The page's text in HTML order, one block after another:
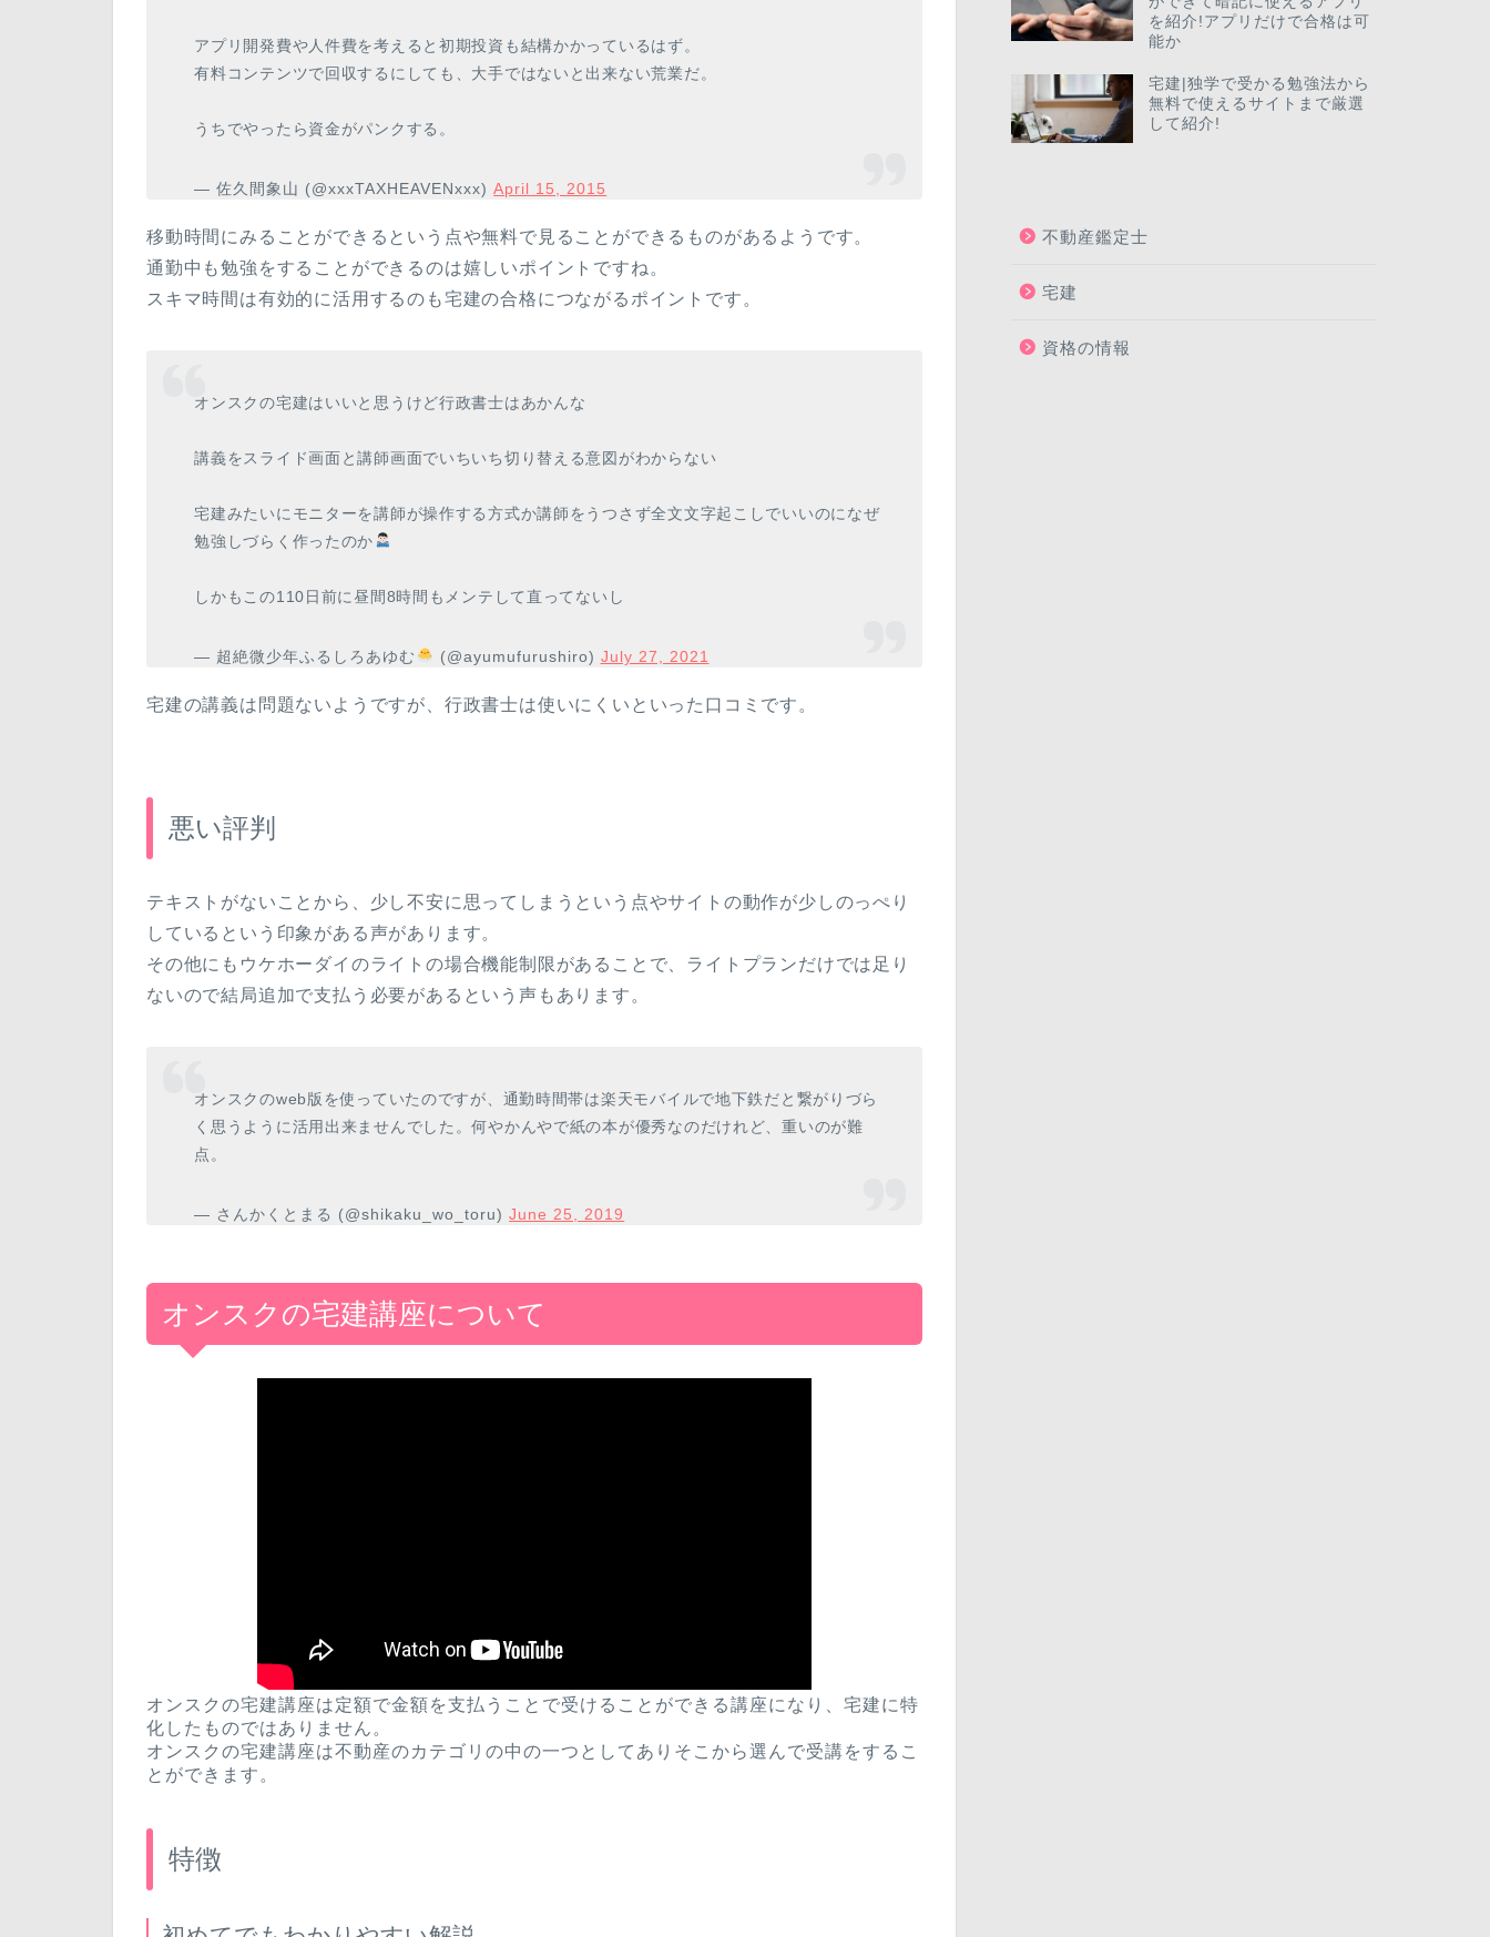
アプリ開発費や人件費を考えると初期投資も結構かかっているはず。
有料コンテンツで回収するにしても、大手ではないと出来ない荒業だ。
うちでやったら資金がパンクする。
— 佐久間象山 (@xxxTAXHEAVENxxx)April 15, 2015
移動時間にみることができるという点や無料で見ることができるものがあるようです。
通勤中も勉強をすることができるのは嬉しいポイントですね。
スキマ時間は有効的に活用するのも宅建の合格につながるポイントです。
オンスクの宅建はいいと思うけど行政書士はあかんな
講義をスライド画面と講師画面でいちいち切り替える意図がわからない
宅建みたいにモニターを講師が操作する方式か講師をうつさず全文文字起こしでいいのになぜ
勉強しづらく作ったのか
しかもこの110日前に昼間8時間もメンテして直ってないし
— 超絶微少年ふるしろあゆむ (@ayumufurushiro) July 27, 2021
宅建の講義は問題ないようですが、行政書士は使いにくいといった口コミです。
悪い評判
テキストがないことから、少し不安に思ってしまうという点やサイトの動作が少しのっぺり
しているという印象がある声があります。
その他にもウケホーダイのライトの場合機能制限があることで、ライトプランだけでは足り
ないので結局追加で支払う必要があるという声もあります。
オンスクのweb版を使っていたのですが、通勤時間帯は楽天モバイルで地下鉄だと繋がりづら
く思うように活用出来ませんでした。何やかんやで紙の本が優秀なのだけれど、重いのが難
点。
— さんかくとまる (@shikaku_wo_toru)June 25, 2019
オンスクの宅建講座について
オンスクの宅建講座は定額で金額を支払うことで受けることができる講座になり、宅建に特
化したものではありません。
オンスクの宅建講座は不動産のカテゴリの中の一つとしてありそこから選んで受講をするこ
とができます。
特徴
を紹介!アプリだけで合格は可
能か
宅建|独学で受かる勉強法から
無料で使えるサイトまで厳選
して紹介!
不動産鑑定士
宅建
資格の情報